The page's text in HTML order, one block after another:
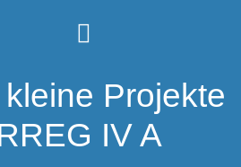
Projekte
IV A